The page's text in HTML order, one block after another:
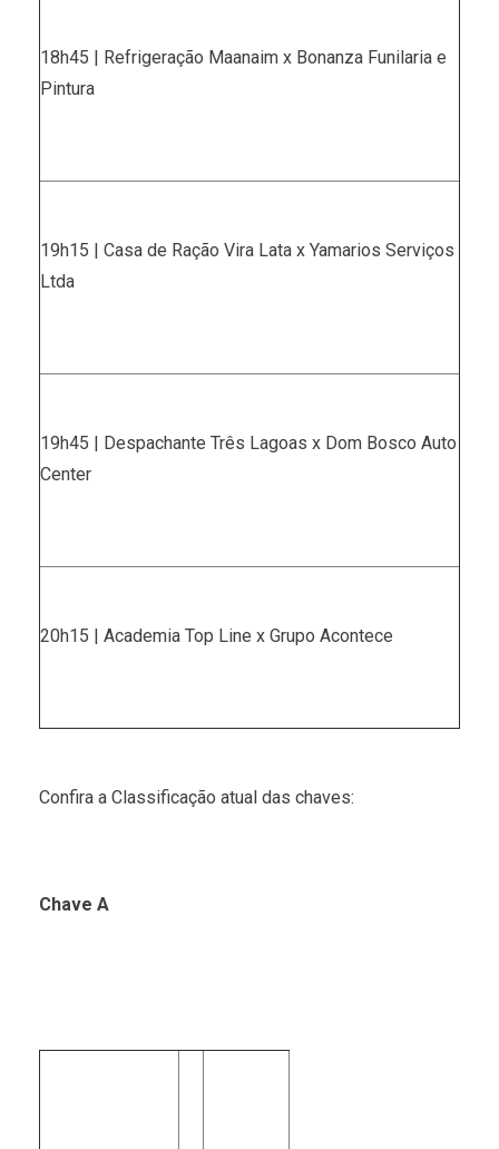
18h45 | Refrigeração Maanaim x Bonanza Funilaria e
Pintura
19h15 | Casa de Ração Vira Lata x Yamarios Serviços
Ltda
19h45 | Despachante Três Lagoas x Dom Bosco Auto
Center
20h15 | Academia Top Line x Grupo Acontece
Confira a Classificação atual das chaves:
Chave A